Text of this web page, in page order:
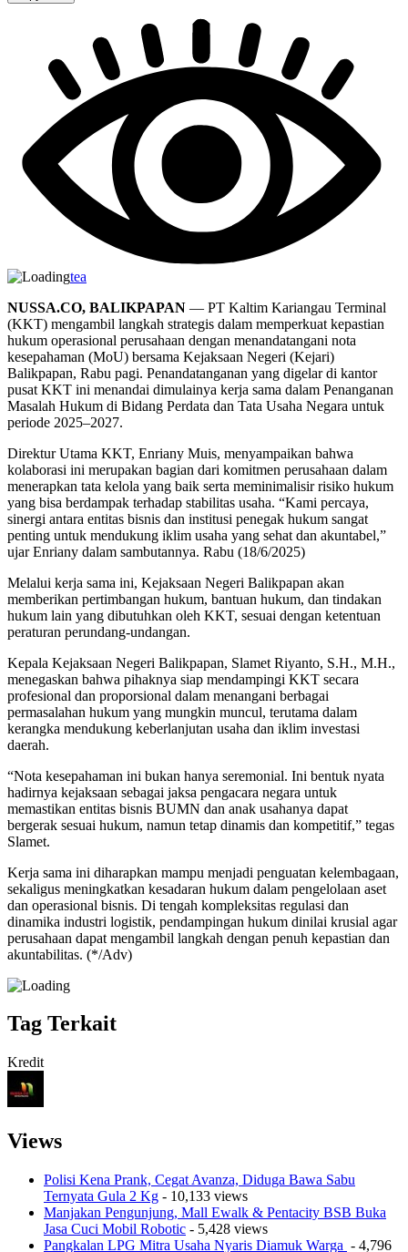
tea
NUSSA.CO, BALIKPAPAN — PT Kaltim Kariangau Terminal
(KKT) mengambil langkah strategis dalam memperkuat kepastian
hukum operasional perusahaan dengan menandatangani nota
kesepahaman (MoU) bersama Kejaksaan Negeri (Kejari)
Balikpapan, Rabu pagi. Penandatanganan yang digelar di kantor
pusat KKT ini menandai dimulainya kerja sama dalam Penanganan
Masalah Hukum di Bidang Perdata dan Tata Usaha Negara untuk
periode 2025–2027.
Direktur Utama KKT, Enriany Muis, menyampaikan bahwa
kolaborasi ini merupakan bagian dari komitmen perusahaan dalam
menerapkan tata kelola yang baik serta meminimalisir risiko hukum
yang bisa berdampak terhadap stabilitas usaha. “Kami percaya,
sinergi antara entitas bisnis dan institusi penegak hukum sangat
penting untuk mendukung iklim usaha yang sehat dan akuntabel,”
ujar Enriany dalam sambutannya. Rabu (18/6/2025)
Melalui kerja sama ini, Kejaksaan Negeri Balikpapan akan
memberikan pertimbangan hukum, bantuan hukum, dan tindakan
hukum lain yang dibutuhkan oleh KKT, sesuai dengan ketentuan
peraturan perundang-undangan.
Kepala Kejaksaan Negeri Balikpapan, Slamet Riyanto, S.H., M.H.,
menegaskan bahwa pihaknya siap mendampingi KKT secara
profesional dan proporsional dalam menangani berbagai
permasalahan hukum yang mungkin muncul, terutama dalam
kerangka mendukung keberlanjutan usaha dan iklim investasi
daerah.
“Nota kesepahaman ini bukan hanya seremonial. Ini bentuk nyata
hadirnya kejaksaan sebagai jaksa pengacara negara untuk
memastikan entitas bisnis BUMN dan anak usahanya dapat
bergerak sesuai hukum, namun tetap dinamis dan kompetitif,” tegas
Slamet.
Kerja sama ini diharapkan mampu menjadi penguatan kelembagaan,
sekaligus meningkatkan kesadaran hukum dalam pengelolaan aset
dan operasional bisnis. Di tengah kompleksitas regulasi dan
dinamika industri logistik, pendampingan hukum dinilai krusial agar
perusahaan dapat mengambil langkah dengan penuh kepastian dan
akuntabilitas. (*/Adv)
Tag Terkait
Kredit
Views
Polisi Kena Prank, Cegat Avanza, Diduga Bawa Sabu
Ternyata Gula 2 Kg - 10,133 views
Manjakan Pengunjung, Mall Ewalk & Pentacity BSB Buka
Jasa Cuci Mobil Robotic - 5,428 views
Pangkalan LPG Mitra Usaha Nyaris Diamuk Warga - 4,796